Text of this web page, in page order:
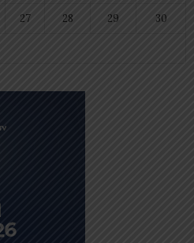
27 28 29 30